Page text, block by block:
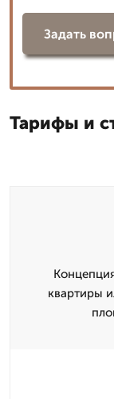
Задать
Тарифы и
квартиры